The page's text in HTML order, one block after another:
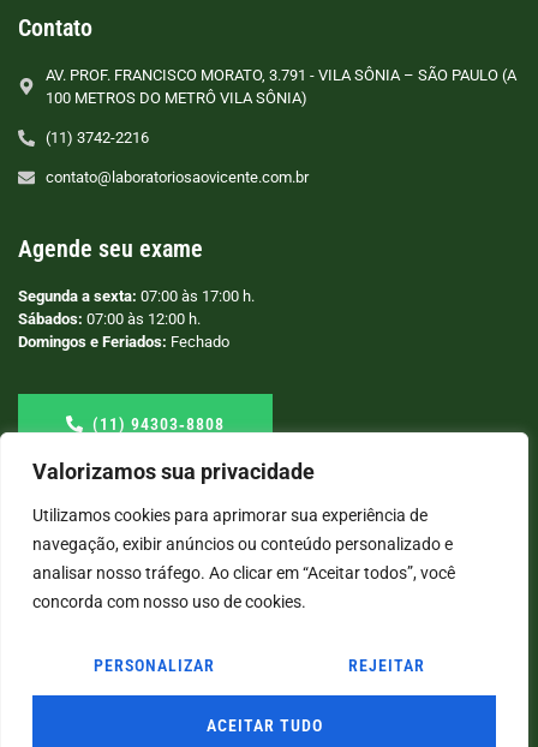
Valorizamos sua privacidade
Utilizamos cookies para aprimorar sua experiência de
navegação, exibir anúncios ou conteúdo personalizado e
analisar nosso tráfego. Ao clicar em “Aceitar todos”, você
concorda com nosso uso de cookies.
PERSONALIZAR REJEITAR
ACEITAR TUDO
Contato
AV. PROF. FRANCISCO MORATO, 3.791 - VILA SÔNIA – SÃO PAULO (A
100 METROS DO METRÔ VILA SÔNIA)
(11) 3742-2216
contato@laboratoriosaovicente.com.br
Agende seu exame
Segunda a sexta: 07:00 às 17:00 h.
Sábados: 07:00 às 12:00 h.
Domingos e Feriados: Fechado
(11) 94303‑8808
© COPYRIGHT2026→ LABORATÓRIO SÃO VICENTE → POR: CONEKI - SOLUÇÕES DIGITAIS |